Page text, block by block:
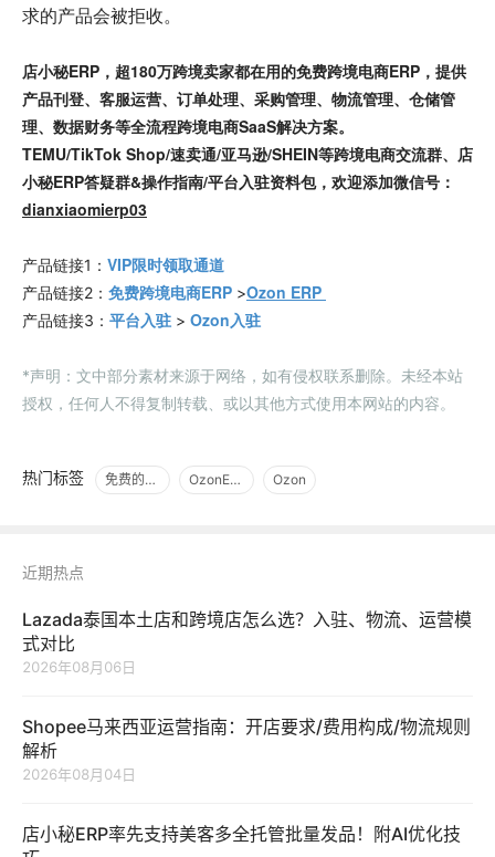
求的产品会被拒收。
店小秘ERP，超180万跨境卖家都在用的免费跨境电商ERP，提供
产品刊登、客服运营、订单处理、采购管理、物流管理、仓储管
理、数据财务等全流程跨境电商SaaS解决方案。
TEMU/TikTok Shop/速卖通/亚马逊/SHEIN等跨境电商交流群、店
小秘ERP答疑群&操作指南/平台入驻资料包，欢迎添加微信号：
dianxiaomierp03
产品链接1： VIP限时领取通道
产品链接2： 免费跨境电商ERP >Ozon ERP
产品链接3： 平台入驻 > Ozon入驻
*声明：文中部分素材来源于网络，如有侵权联系删除。未经本站
授权，任何人不得复制转载、或以其他方式使用本网站的内容。
热门标签 免费的跨境电商ERP OzonERP Ozon
近期热点
Lazada泰国本土店和跨境店怎么选？入驻、物流、运营模
式对比
2026年08月06日
Shopee马来西亚运营指南：开店要求/费用构成/物流规则
解析
2026年08月04日
店小秘ERP率先支持美客多全托管批量发品！附AI优化技